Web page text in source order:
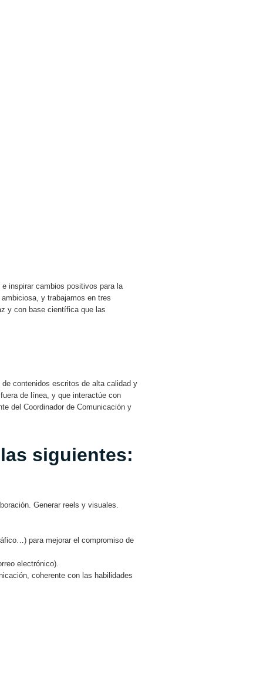
inspirar cambios positivos para la
y trabajamos en tres
y con base científica que las
contenidos escritos de alta calidad y
de línea, y que interactúe con
del Coordinador de Comunicación y
siguientes:
Generar reels y visuales.
para mejorar el compromiso de
electrónico).
coherente con las habilidades